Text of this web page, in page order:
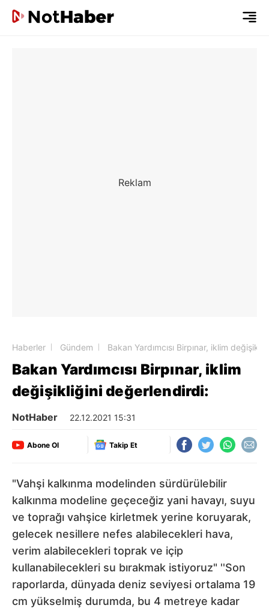
Haberler Gündem Bakan Yardımcısı Birpınar, iklim
Bakan Yardımcısı Birpınar, iklim
değişikliğini değerlendirdi:
NotHaber 22.12.2021 15:31
Abone Ol Takip Et
"Vahşi kalkınma modelinden sürdürülebilir
kalkınma modeline geçeceğiz yani havayı, suyu
ve toprağı vahşice kirletmek yerine koruyarak,
gelecek nesillere nefes alabilecekleri hava,
verim alabilecekleri toprak ve içip
kullanabilecekleri su bırakmak istiyoruz" ''Son
raporlarda, dünyada deniz seviyesi ortalama 19
cm yükselmiş durumda, bu 4 metreye kadar